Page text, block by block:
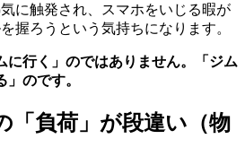
に触発され、スマホをいじる暇が
握ろうという気持ちになります。
に行く」のではありません。「ジム
のです。
「負荷」が段違い（物